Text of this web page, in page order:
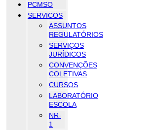
PCMSO
SERVICOS
ASSUNTOS
REGULATÓRIOS
SERVIÇOS
JURÍDICOS
CONVENÇÕES
COLETIVAS
CURSOS
LABORATÓRIO
ESCOLA
NR-
1